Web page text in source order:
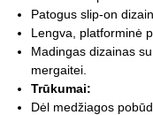
Patogus slip-on
Lengva, platforminė
Madingas dizainas
mergaitei.
Trūkumai:
Dėl medžiagos